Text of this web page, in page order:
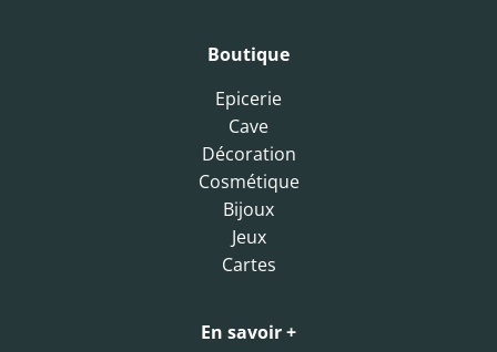
Boutique
Epicerie
Cave
Décoration
Cosmétique
Bijoux
Jeux
Cartes
En savoir +